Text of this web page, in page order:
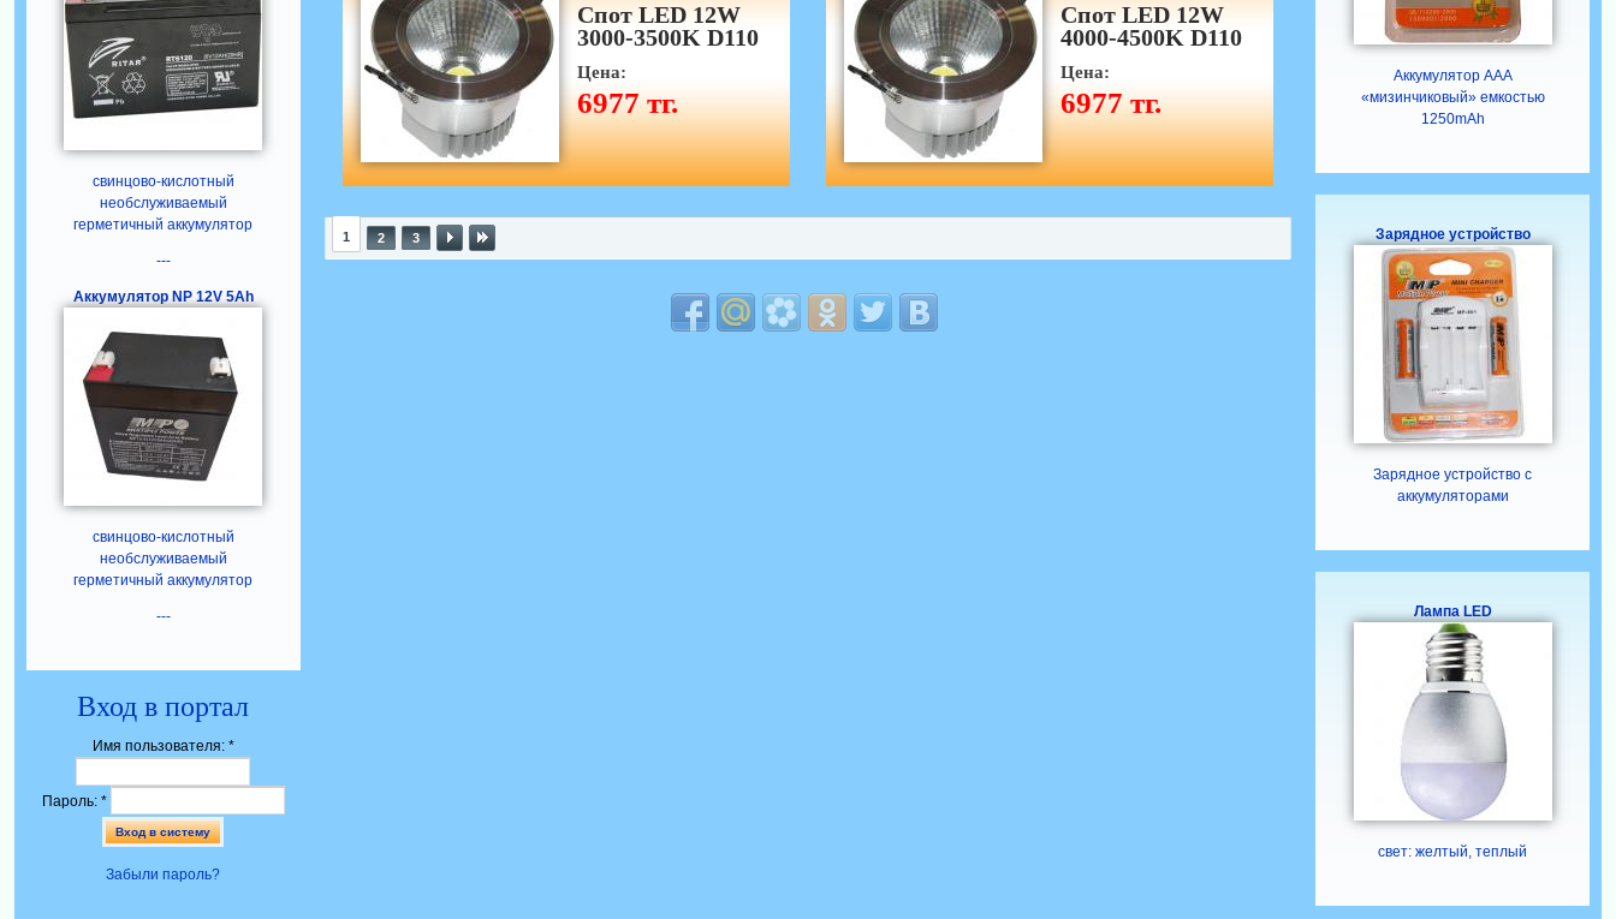
свинцово-кислотный
необслуживаемый
герметичный аккумулятор
---
Аккумулятор NP 12V 5Ah
свинцово-кислотный
необслуживаемый
герметичный аккумулятор
---
Вход в портал
Имя пользователя: *
Пароль: *
Забыли пароль?
Спот LED 12W
3000-3500K D110
Цена:
6977 тг.
Спот LED 12W
4000-4500K D110
Цена:
6977 тг.
1 2 3
Аккумулятор ААА
«мизинчиковый» емкостью
1250mAh
Зарядное устройство
Зарядное устройство с
аккумуляторами
Лампа LED
свет: желтый, теплый